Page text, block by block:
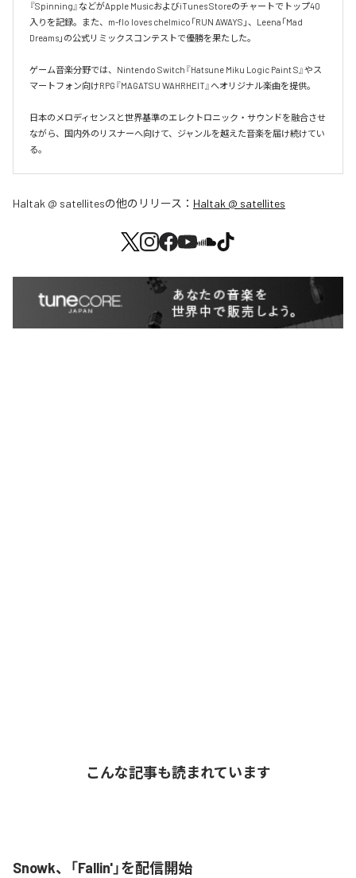
『Spinning』などがApple MusicおよびiTunes Storeのチャートでトップ40
入りを記録。また、m-flo loves chelmico「RUN AWAYS」、Leena「Mad
Dreams」の公式リミックスコンテストで優勝を果たした。
ゲーム音楽分野では、Nintendo Switch『Hatsune Miku Logic Paint S』やス
マートフォン向けRPG『MAGATSU WAHRHEIT』へオリジナル楽曲を提供。
日本のメロディセンスと世界基準のエレクトロニック・サウンドを融合させ
ながら、国内外のリスナーへ向けて、ジャンルを越えた音楽を届け続けてい
る。
Haltak @ satellitesの他のリリース： Haltak @ satellites
こんな記事も読まれています
Snowk、「Fallin'」を配信開始